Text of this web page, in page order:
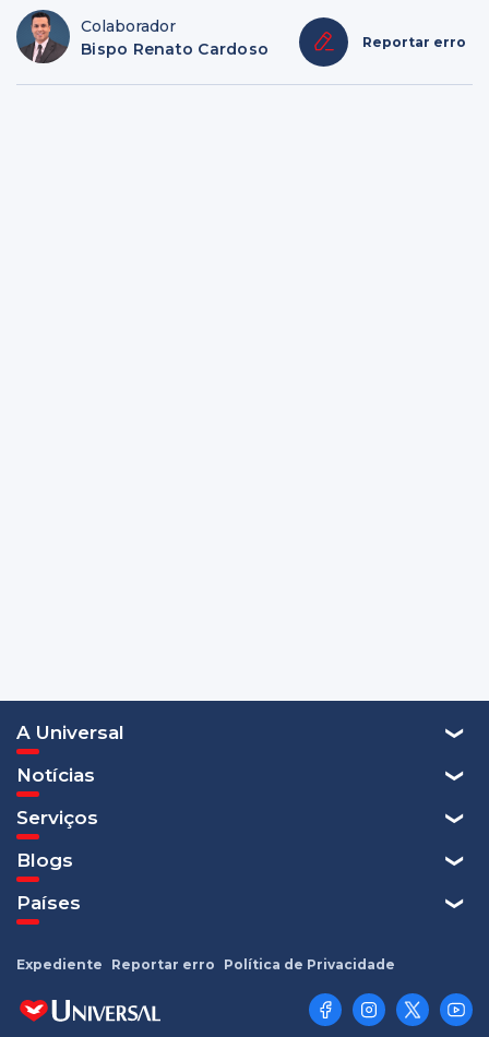
Colaborador
Bispo Renato Cardoso
Reportar erro
A Universal
Notícias
Serviços
Blogs
Países
Expediente Reportar erro Política de Privacidade